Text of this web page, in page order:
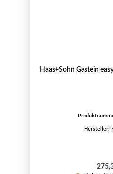
Haas+Sohn Gastein
Hersteller: